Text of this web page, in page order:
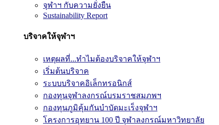
จุฬาฯ กับความยั่งยืน
Sustainability Report
บริจาคให้จุฬาฯ
เหตุผลที่...ทำไมต้องบริจาคให้จุฬาฯ
เริ่มต้นบริจาค
ระบบบริจาคอิเล็กทรอนิกส์
กองทุนจุฬาลงกรณ์บรมราชสมภพฯ
กองทุนภูมิคุ้มกันบำบัดมะเร็งจุฬาฯ
โครงการอุทยาน 100 ปี จุฬาลงกรณ์มหาวิทยาลัย